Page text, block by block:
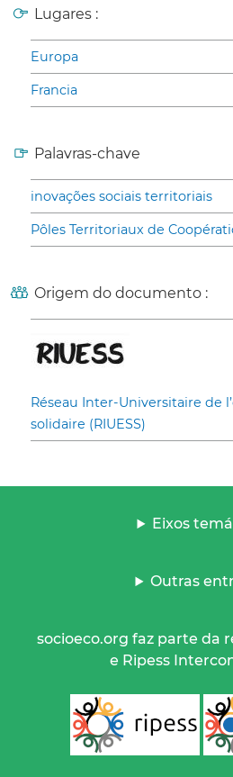
Lugares :
Europa
Francia
Palavras-chave
inovações sociais territoriais
Pôles Territoriaux de
Origem do documento :
Réseau Inter-Universitaire de
solidaire (RIUESS)
Eixos
Outras
socioeco.org faz parte da
e Ripess